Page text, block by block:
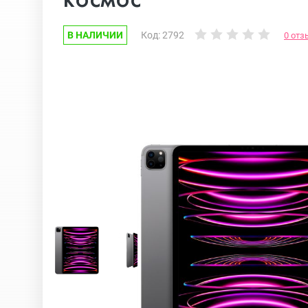
Google Pixel
OPPO
iPhone 17e
iPhone 16E
iPhone 16
iPhone 16 Pro
В НАЛИЧИИ Код: 2792 0